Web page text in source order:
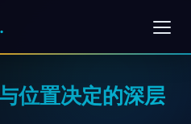
公司
位置决定的深层